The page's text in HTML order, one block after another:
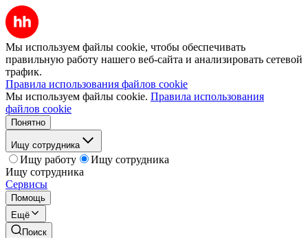
Мы используем файлы cookie, чтобы обеспечивать
правильную работу нашего веб-сайта и анализировать сетевой
трафик.
Правила использования файлов cookie
Мы используем файлы cookie. Правила использования
файлов cookie
Понятно
Ищу сотрудника
Ищу работу
Ищу сотрудника
Ищу сотрудника
Сервисы
Помощь
Ещё
Поиск